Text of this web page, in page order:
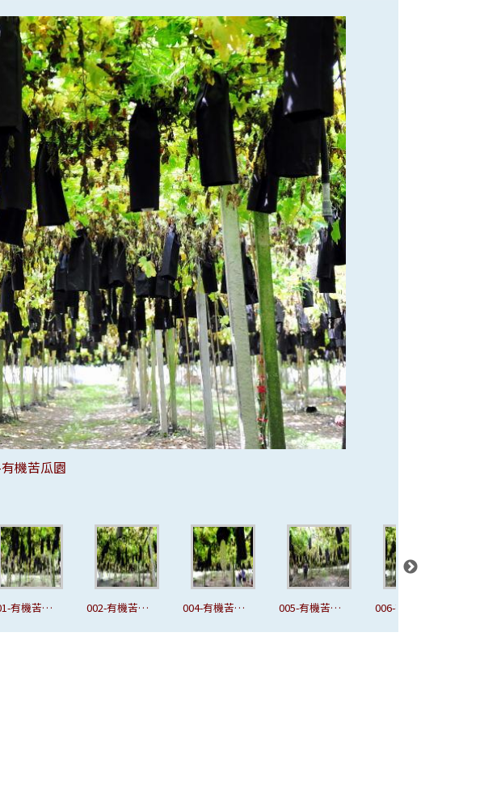
機苦瓜園
機苦瓜園
機苦瓜園
機苦瓜園
機苦瓜園
瓜園-接枝處特寫
瓜園-接枝處特寫
瓜園-接枝處特寫
瓜園-接枝處特寫
瓜園-接枝處特寫
機苦瓜園
機苦瓜園
機苦瓜園
機苦瓜園
機苦瓜園
機苦瓜園
葡萄園
葡萄園
葡萄園
葡萄園
葡萄園
葡萄園
葡萄園
葡萄園
葡萄園
萄整理裝箱
萄整理裝箱
蘭花
蘭花
蘭花
葡萄園
高接梨園
高接梨園
高接梨園
高接梨園
高接梨園
高接梨園
高接梨
高接梨園
高接梨園
高接梨園
高接梨園
高接梨園
高接梨園
高接梨園
接梨-分級箱
接梨-分級箱
高接梨
毀提防與路基-卓蘭段
毀提防與路基-卓蘭段
毀提防與路基-卓蘭段
毀提防與路基-卓蘭段
小魚小蝦
小魚小蝦
小魚小蝦
螃蟹特寫
螃蟹特寫
筆柿
筆柿
筆柿
百香果
百香果
百香果
百香果
佛手瓜
佛手瓜
苦瓜園
苦瓜園
苦瓜園
胡瓜
南瓜
南瓜
南瓜
南瓜
南瓜
南瓜
南瓜
南瓜
南瓜
絲瓜園
絲瓜園
絲瓜園
絲瓜園
絲瓜園
絲瓜園
冬瓜園
冬瓜園
有機苦瓜
004-有機苦瓜
005-有機苦瓜
006-有機苦瓜
007-有機苦瓜